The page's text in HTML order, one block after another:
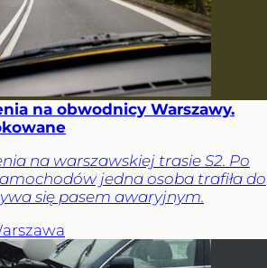
na obwodnicy Warszawy.
na warszawskiej trasie S2. Po
jedna osoba trafiła do
się pasem awaryjnym.